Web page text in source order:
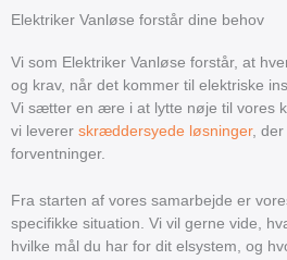
Elektriker Vanløse forstår dine behov
Vi som Elektriker Vanløse forstår, at
og krav, når det kommer til elektriske
Vi sætter en ære i at lytte nøje til vores
vi leverer skræddersyede løsninger, der
forventninger.
Fra starten af vores samarbejde er
specifikke situation. Vi vil gerne vide,
hvilke mål du har for dit elsystem, og